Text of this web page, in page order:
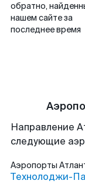
обратно,
нашем сайте за
последнее время
Направление
следующие
Аэропорты
Технолоджи-